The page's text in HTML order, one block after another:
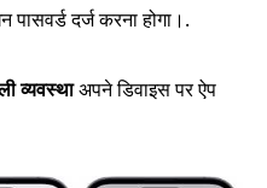
दर्ज करना होगा।.
व्यवस्थाअपने डिवाइस पर ऐप